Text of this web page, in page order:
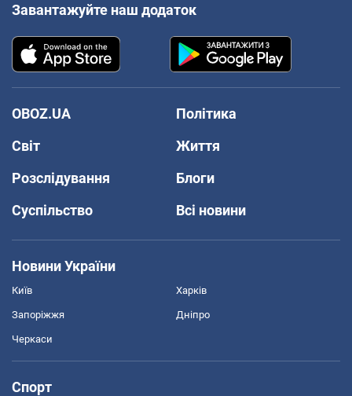
Завантажуйте наш додаток
OBOZ.UA
Політика
Світ
Життя
Розслідування
Блоги
Суспільство
Всі новини
Новини України
Київ Харків
Запоріжжя Дніпро
Черкаси
Спорт